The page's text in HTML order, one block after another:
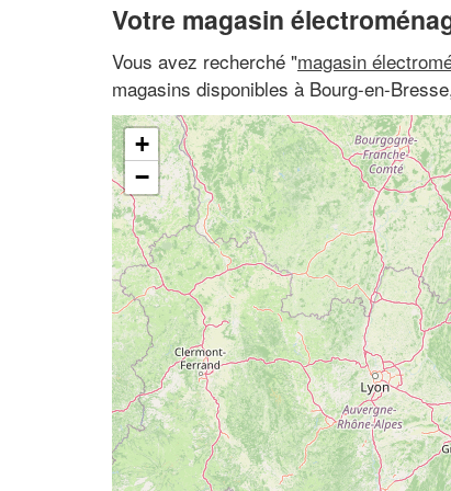
Votre magasin
Vous avez recherché "magasin
magasins disponibles à Bourg-en-
+
−